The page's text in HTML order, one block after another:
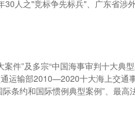
人之"竞标争先标兵"、广东省涉
件”及多宗“中国海事审判十大典
运输部2010—2020十大海上交通
条约和国际惯例典型案例”、最高